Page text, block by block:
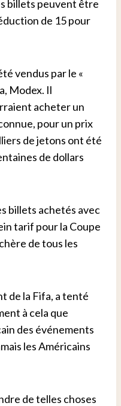
billets peuvent être
de 15 pour
vendus par le «
Modex. Il
acheter un
pour un prix
de jetons ont été
de dollars
billets achetés avec
tarif pour la Coupe
de tous les
de la Fifa, a tenté
à cela que
des événements
les Américains
de telles choses